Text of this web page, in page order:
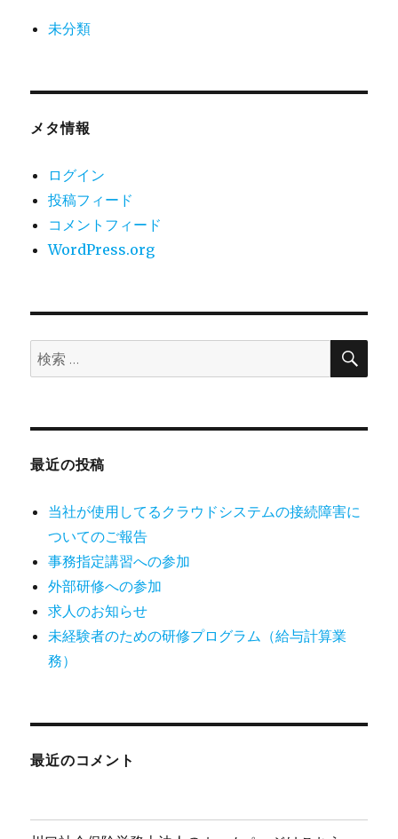
未分類
メタ情報
ログイン
投稿フィード
コメントフィード
WordPress.org
検
索:
検
最近の投稿
当社が使用してるクラウドシステムの接続障害に
ついてのご報告
事務指定講習への参加
外部研修への参加
求人のお知らせ
未経験者のための研修プログラム（給与計算業
務）
最近のコメント